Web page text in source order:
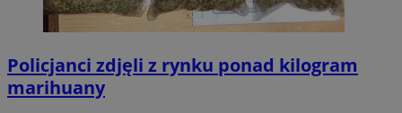
Policjanci zdjęli z rynku ponad kilogram
marihuany